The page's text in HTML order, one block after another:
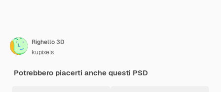
Righello 3D
kupixels
Potrebbero piacerti anche questi PSD